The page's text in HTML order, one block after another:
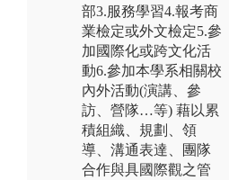
部3.服務學習4.報考商
業檢定或外文檢定5.參
加國際化或跨文化活
動6.參加本學系相關校
內外活動(演講、參
訪、營隊…等) 藉以累
積組織、規劃、領
導、溝通表達、團隊
合作與具國際觀之管